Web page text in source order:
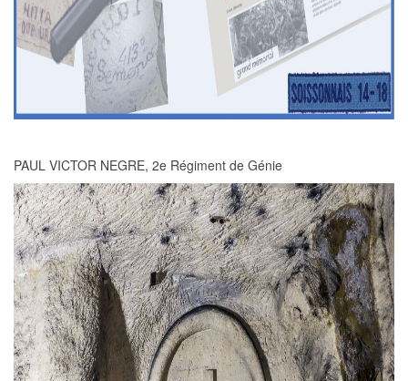
PAUL VICTOR NEGRE, 2e Régiment de Génie